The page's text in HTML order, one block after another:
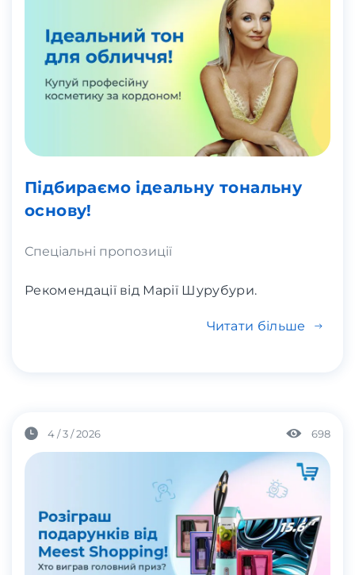
Підбираємо ідеальну тональну
основу!
Спеціальні пропозиції
Рекомендації від Марії Шурубури.
Читати більше
4 / 3 / 2026 698